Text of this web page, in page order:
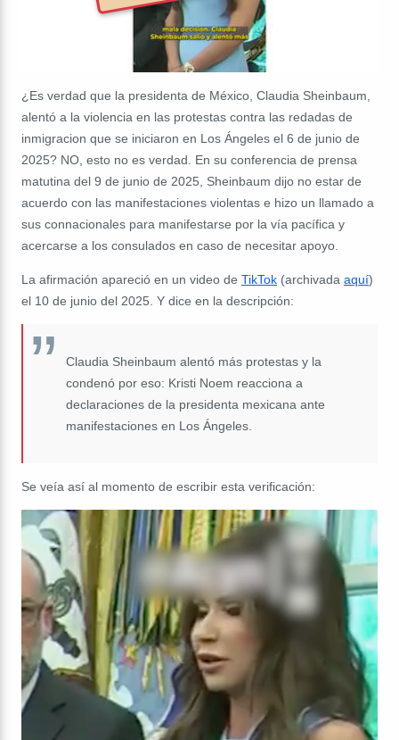
¿Es verdad que la presidenta de México, Claudia Sheinbaum,
alentó a la violencia en las protestas contra las redadas de
inmigracion que se iniciaron en Los Ángeles el 6 de junio de
2025? NO, esto no es verdad. En su conferencia de prensa
matutina del 9 de junio de 2025, Sheinbaum dijo no estar de
acuerdo con las manifestaciones violentas e hizo un llamado a
sus connacionales para manifestarse por la vía pacífica y
acercarse a los consulados en caso de necesitar apoyo.
La afirmación apareció en un video de TikTok (archivada aquí)
el 10 de junio del 2025. Y dice en la descripción:
Claudia Sheinbaum alentó más protestas y la
condenó por eso: Kristi Noem reacciona a
declaraciones de la presidenta mexicana ante
manifestaciones en Los Ángeles.
Se veía así al momento de escribir esta verificación: